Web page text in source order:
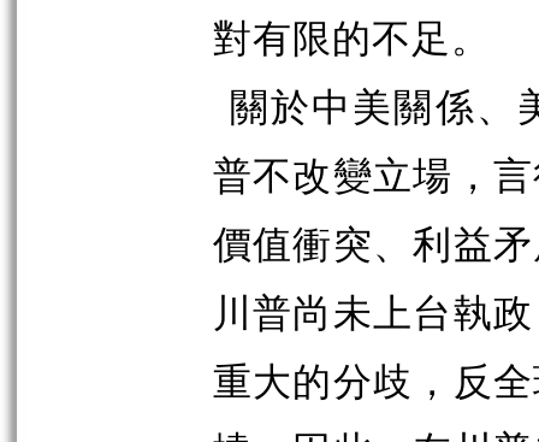
對有限的不足。
關於中美關係、
普不改變立場，
價值衝突、利益
川普尚未上台執
重大的分歧，反